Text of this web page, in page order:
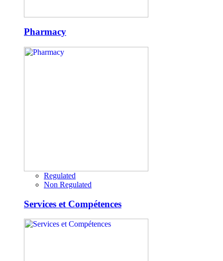
Pharmacy
Regulated
Non Regulated
Services et Compétences